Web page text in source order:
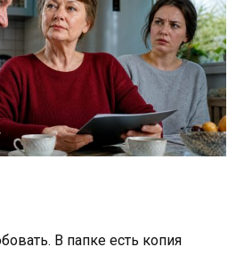
В папке есть копия